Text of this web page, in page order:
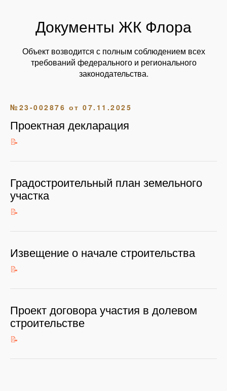
Документы ЖК Флора
Объект возводится с полным соблюдением всех
требований федерального и регионального
законодательства.
№23-002876 от 07.11.2025
Проектная декларация
📝
Градостроительный план земельного
участка
📝
Извещение о начале строительства
📝
Проект договора участия в долевом
строительстве
📝